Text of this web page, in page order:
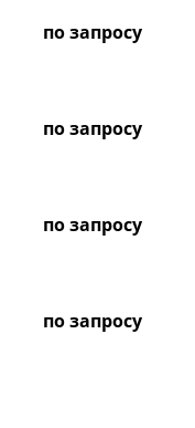
по запросу
по запросу
по запросу
по запросу